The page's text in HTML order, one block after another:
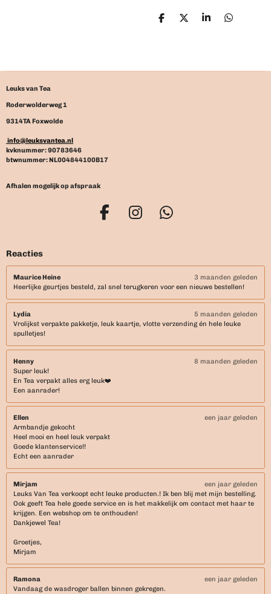
D
D
S
D
Leuks van Tea
Roderwolderweg 1
9314TA Foxwolde
info@leuksvantea.nl
kvknummer: 90783646
btwnummer: NL004844100B17
Afhalen mogelijk op afspraak
F
e
o
o
k
I
t
g
r
a
W
t
A
p
p
Reacties
Maurice Heine
3 maanden geleden
Heerlijke geurtjes besteld, zal snel terugkeren voor een nieuwe bestellen!
Lydia
5 maanden geleden
Vrolijkst verpakte pakketje, leuk kaartje, vlotte verzending én hele leuke
spulletjes!
Henny
8 maanden geleden
Super leuk!
En Tea verpakt alles erg leuk❤️
Een aanrader!
Ellen
een jaar geleden
Armbandje gekocht
Heel mooi en heel leuk verpakt
Goede klantenservice!!
Echt een aanrader
Mirjam
een jaar geleden
Leuks Van Tea verkoopt echt leuke producten.! Ik ben blij met mijn bestelling.
Ook geeft Tea hele goede service en is het makkelijk om contact met haar te
krijgen. Een webshop om te onthouden!
Dankjewel Tea!
Groetjes,
Mirjam
Ramona
een jaar geleden
Vandaag de wasdroger ballen binnen gekregen.